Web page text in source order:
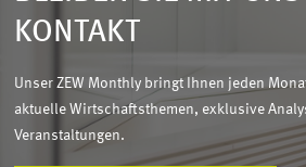
KONTAKT
Unser ZEW Monthly bringt Ihnen jeden
aktuelle Wirtschaftsthemen, exklusive
Veranstaltungen.